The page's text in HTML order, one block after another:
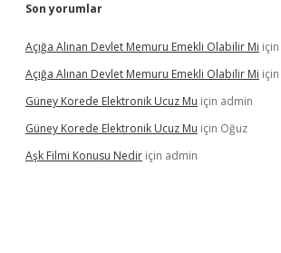
Son yorumlar
Açığa Alınan Devlet Memuru Emekli Olabilir Mi için
Açığa Alınan Devlet Memuru Emekli Olabilir Mi için
Güney Korede Elektronik Ucuz Mu için admin
Güney Korede Elektronik Ucuz Mu için Oğuz
Aşk Filmi Konusu Nedir için admin